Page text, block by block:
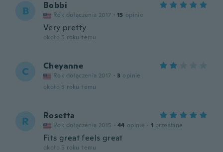
B Bobbi
Rok dołączenia 2017 · 15 opinie
Very pretty
około 5 roku temu
C Cheyanne
Rok dołączenia 2017 · 3 opinie
około 5 roku temu
R Rosetta
Rok dołączenia 2015 · 44 opinie · 1 przesłane
Fits great feels great
około 5 roku temu